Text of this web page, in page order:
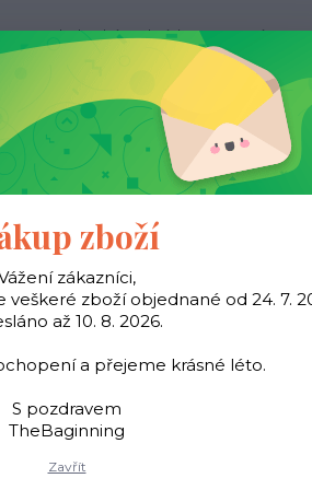
Obchodní podmínky Více
Hledat
Young TheBaginning
peněženky Pánská peněženka H23 hnědá
H23 hnědá
Pánská peněženka z
kreditní karty a
zboží
zákazníci,
zboží objednané od 24. 7.
až 10. 8. 2026.
a přejeme krásné léto.
S pozdravem
TheBaginning
Zavřít